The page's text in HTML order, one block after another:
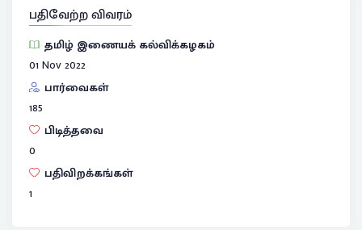
பதிவேற்ற விவரம்
தமிழ் இணையக் கல்விக்கழகம்
01 Nov 2022
பார்வைகள்
185
பிடித்தவை
0
பதிவிறக்கங்கள்
1